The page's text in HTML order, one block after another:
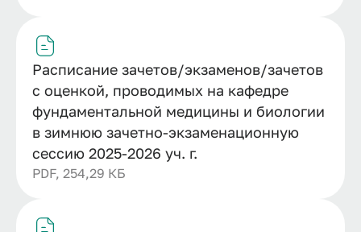
Расписание зачетов/экзаменов/зачетов
с оценкой, проводимых на кафедре
фундаментальной медицины и биологии
в зимнюю зачетно-экзаменационную
сессию 2025-2026 уч. г.
PDF, 254,29 КБ